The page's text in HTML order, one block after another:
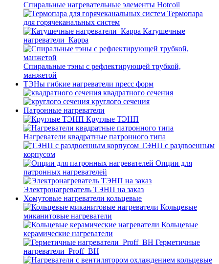
Спиральные нагревательные элементы Hotcoil
Термопара
для горячеканальных систем
Катушечные
нагреватели_Карра
Спиральные тэны с рефлектирующей трубкой,
манжетой
ТЭНы гибкие нагреватели пресс форм
квадратного сечения
круглого сечения
Патронные нагреватели
Круглые ТЭНП
Нагреватели квадратные патронного типа
ТЭНП с раздвоенным
корпусом
Опции для
патронных нагревателей
Электронагреватель ТЭНП на заказ
Хомутовые нагреватели кольцевые
Кольцевые
миканитовые нагреватели
Кольцевые
керамические нагреватели
Герметичные
нагреватели_Proff_BH